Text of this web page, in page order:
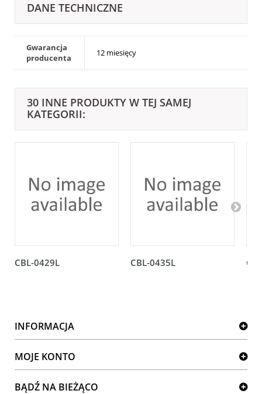
DANE TECHNICZNE
Gwarancja
producenta
12 miesięcy
30 INNE PRODUKTY W TEJ SAMEJ
KATEGORII:
CBL-0429L CBL-0435L
INFORMACJA
MOJE KONTO
BĄDŹ NA BIEŻĄCO